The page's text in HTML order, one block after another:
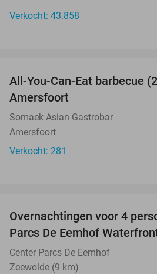
Verkocht: 43.858
All-You-Can-Eat barbecue
Amersfoort
Somaek Asian Gastrobar
Amersfoort
Verkocht: 281
Overnachtingen voor 4
Parcs De Eemhof
Center Parcs De Eemhof
Zeewolde (9 km)